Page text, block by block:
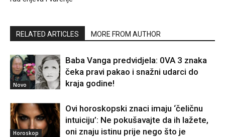
RELATED ARTICLES MORE FROM AUTHOR
Novo
Baba Vanga predvidjela: 0VA 3 znaka
čeka pravi pakao i snažni udarci do
kraja godine!
Horoskop
Ovi horoskopski znaci imaju ‘čeličnu
intuiciju’: Ne pokušavajte da ih lažete,
oni znaju istinu prije nego što je